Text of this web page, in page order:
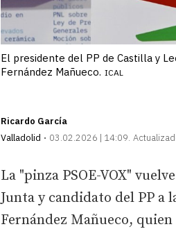
El presidente del PP de Castilla y
Fernández Mañueco. ICAL
Ricardo García
Valladolid
03.02.2026 | 14:09
La "pinza PSOE-VOX"
Junta y candidato del PP a
Fernández Mañueco,